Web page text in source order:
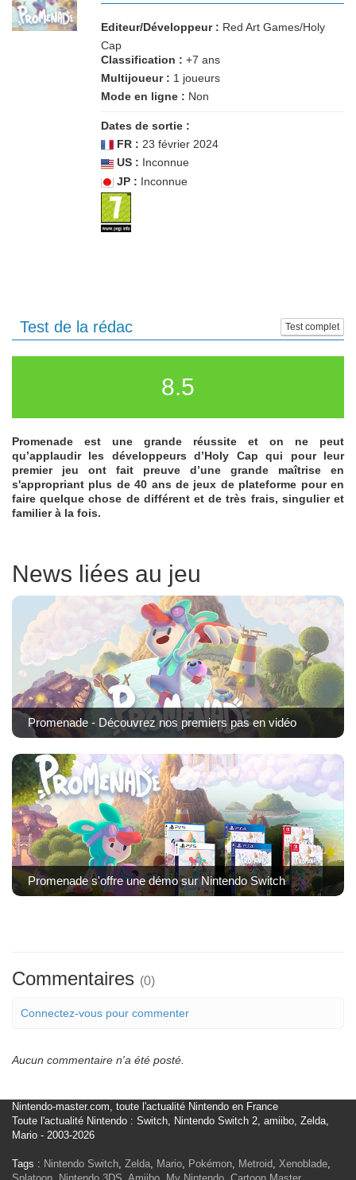
Editeur/Développeur : Red Art Games/Holy
Cap
Classification : +7 ans
Multijoueur : 1 joueurs
Mode en ligne : Non
Dates de sortie :
FR : 23 février 2024
US : Inconnue
JP : Inconnue
Test complet
Test de la rédac
8.5
Promenade est une grande réussite et on ne peut
qu’applaudir les développeurs d’Holy Cap qui pour leur
premier jeu ont fait preuve d’une grande maîtrise en
s'appropriant plus de 40 ans de jeux de plateforme pour en
faire quelque chose de différent et de très frais, singulier et
familier à la fois.
News liées au jeu
Promenade - Découvrez nos premiers pas en vidéo
Promenade s'offre une démo sur Nintendo Switch
Commentaires (0)
Connectez-vous pour commenter
Aucun commentaire n'a été posté.
Nintendo-master.com, toute l'actualité Nintendo en France
Toute l'actualité Nintendo : Switch, Nintendo Switch 2, amiibo, Zelda,
Mario - 2003-2026
Tags : Nintendo Switch, Zelda, Mario, Pokémon, Metroid, Xenoblade,